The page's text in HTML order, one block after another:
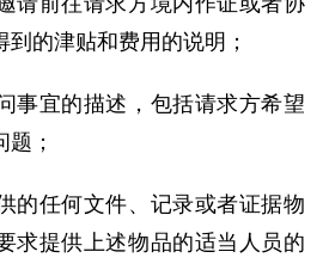
的津贴和费用的说明；
宜的描述，包括请求方希望
；
任何文件、记录或者证据物
求提供上述物品的适当人员的